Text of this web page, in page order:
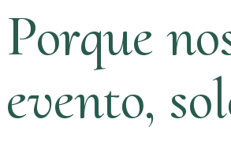
Porque
evento,